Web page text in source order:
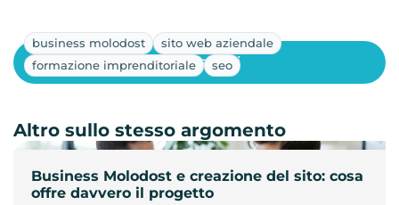
business molodost
sito web aziendale
formazione imprenditoriale
seo
Business Molodost e creazione del sito: cosa
offre davvero il progetto
Mostra altri
Altro sullo stesso argomento